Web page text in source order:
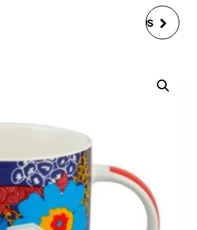
MUG VOUS ETES PLUS